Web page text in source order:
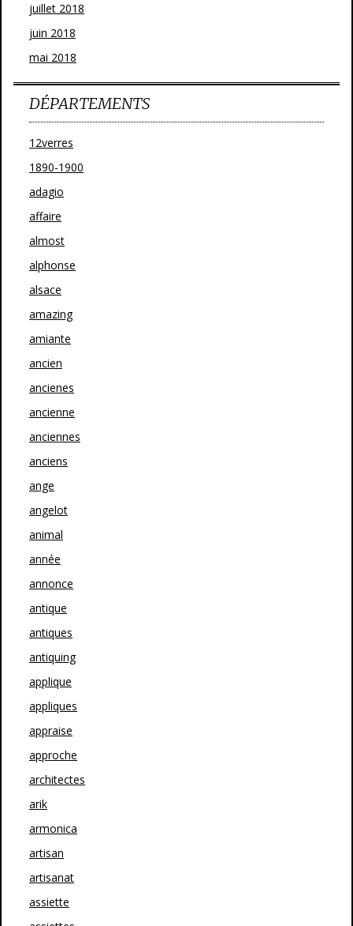
juillet 2018
juin 2018
mai 2018
DÉPARTEMENTS
12verres
1890-1900
adagio
affaire
almost
alphonse
alsace
amazing
amiante
ancien
ancienes
ancienne
anciennes
anciens
ange
angelot
animal
année
annonce
antique
antiques
antiquing
applique
appliques
appraise
approche
architectes
arik
armonica
artisan
artisanat
assiette